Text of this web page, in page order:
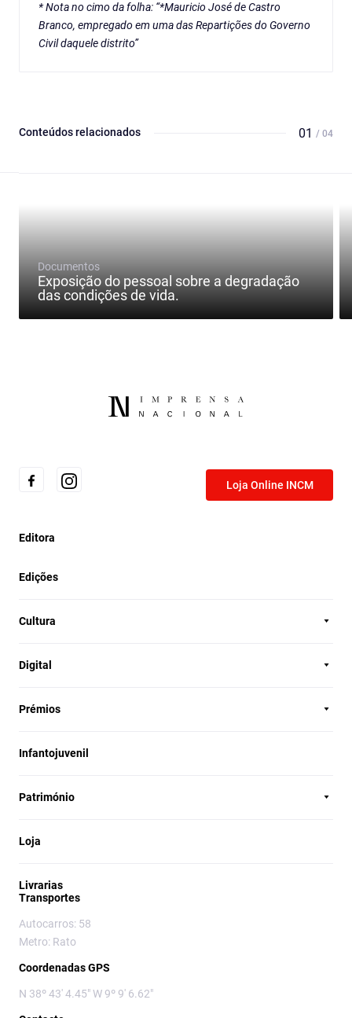
* Nota no cimo da folha: “*Mauricio José de Castro
Branco, empregado em uma das Repartições do Governo
Civil daquele distrito”
Conteúdos relacionados 01 / 04
Documentos
Exposição do pessoal sobre a degradação
das condições de vida.
Loja Online INCM
Editora
Edições
Cultura
Digital
Prémios
Infantojuvenil
Património
Loja
Livrarias
Transportes
Autocarros: 58
Metro: Rato
Coordenadas GPS
N 38º 43' 4.45" W 9º 9' 6.62"